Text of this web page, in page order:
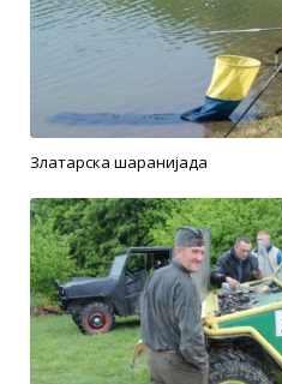
Златарска шаранијада